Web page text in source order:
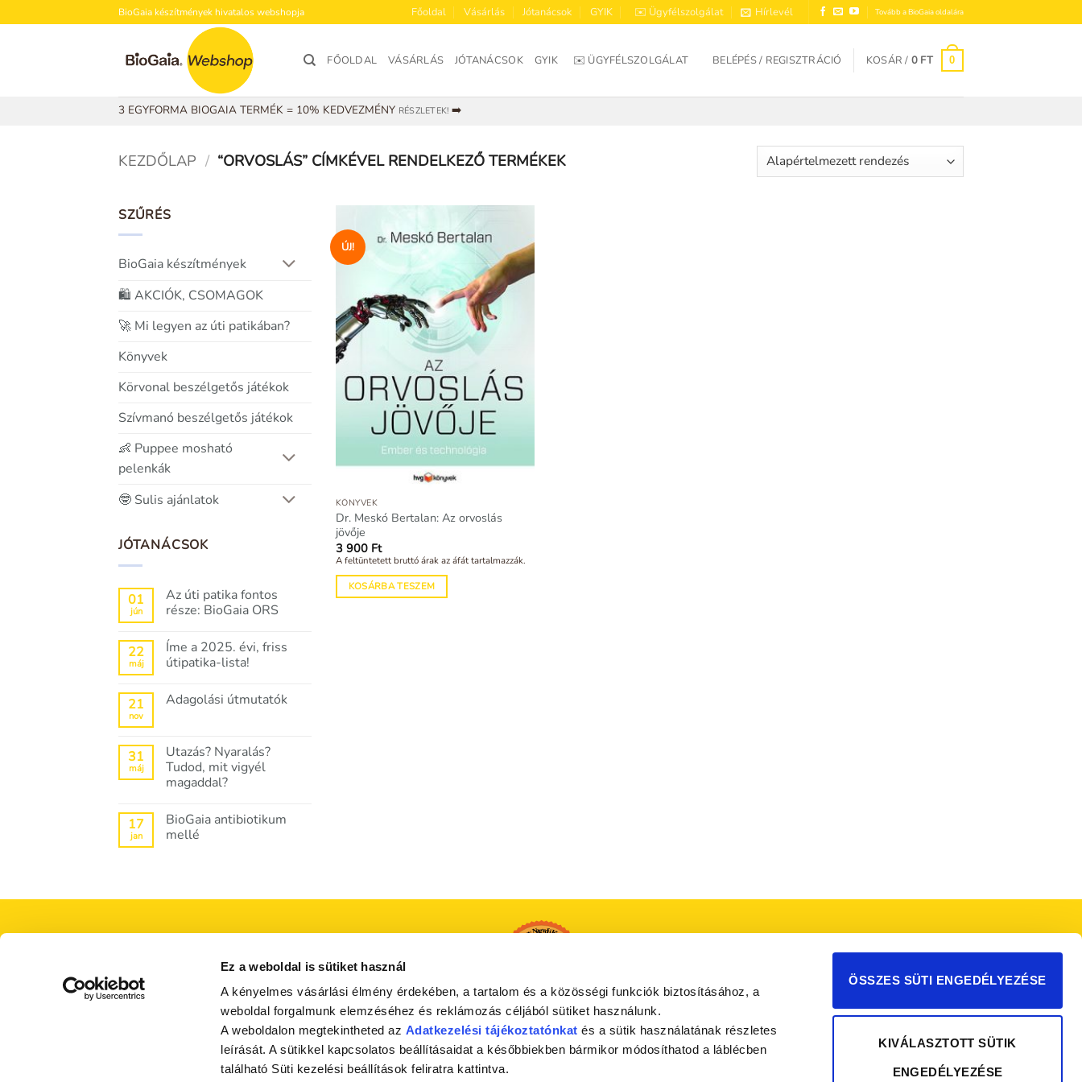
Ez a weboldal is sütiket használ
A kényelmes vásárlási élmény érdekében, a tartalom és a közösségi funkciók biztosításához, a
weboldal forgalmunk elemzéséhez és reklámozás céljából sütiket használunk.
A weboldalon megtekintheted az Adatkezelési tájékoztatónkat és a sütik használatának részletes
leírását. A sütikkel kapcsolatos beállításaidat a későbbiekben bármikor módosíthatod a láblécben
található Süti kezelési beállítások feliratra kattintva.
ÖSSZES SÜTI ENGEDÉLYEZÉSE
KIVÁLASZTOTT SÜTIK
ENGEDÉLYEZÉSE
to
BioGaia készítmények hivatalos webshopja Főoldal Vásárlás Jótanácsok GYIK ✉️ Ügyfélszolgálat Hírlevél Tovább a BioGaia oldalára
FŐOLDAL VÁSÁRLÁS JÓTANÁCSOK GYIK ✉️ ÜGYFÉLSZOLGÁLAT BELÉPÉS / REGISZTRÁCIÓ KOSÁR / 0 FT 0
3 EGYFORMA BIOGAIA TERMÉK = 10% KEDVEZMÉNY RÉSZLETEK! ➡️
KEZDŐLAP / “ORVOSLÁS” CÍMKÉVEL RENDELKEZŐ TERMÉKEK
SZŰRÉS
BioGaia készítmények
🛍️ AKCIÓK, CSOMAGOK
🚀 Mi legyen az úti patikában?
Könyvek
Körvonal beszélgetős játékok
Szívmanó beszélgetős játékok
👶 Puppee mosható
pelenkák
🤓 Sulis ajánlatok
JÓTANÁCSOK
01
jún
Az úti patika fontos
része: BioGaia ORS
hozzászólás
a(z)
Az
úti
része:
BioGaia
22
máj
Íme a 2025. évi, friss
útipatika-lista!
a(z)
friss
útipatika-
lista!
bejegyzéshez
21
nov
Adagolási útmutatók
Adagolási
útmutatók
bejegyzéshez
31
máj
Utazás? Nyaralás?
Tudod, mit vigyél
magaddal?
a(z)
Utazás?
Nyaralás?
17
jan
BioGaia antibiotikum
mellé
mellé
ÚJ!
KÖNYVEK
Dr. Meskó Bertalan: Az orvoslás
jövője
3 900 Ft
A feltüntetett bruttó árak az áfát tartalmazzák.
KOSÁRBA TESZEM